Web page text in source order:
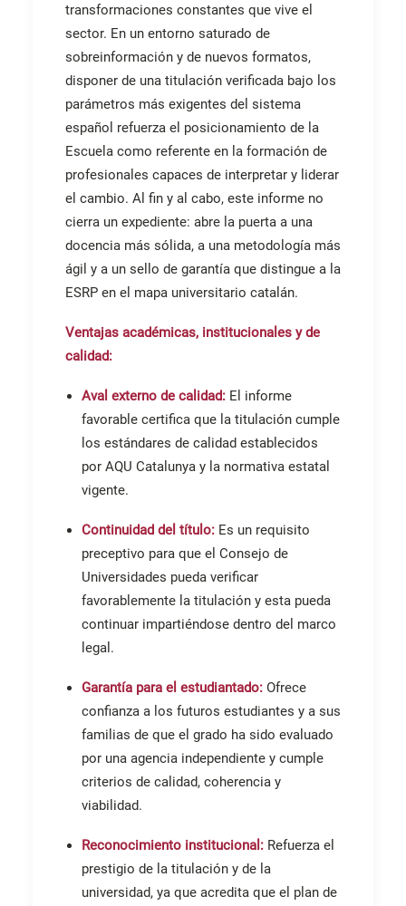
transformaciones constantes que vive el
sector. En un entorno saturado de
sobreinformación y de nuevos formatos,
disponer de una titulación verificada bajo los
parámetros más exigentes del sistema
español refuerza el posicionamiento de la
Escuela como referente en la formación de
profesionales capaces de interpretar y liderar
el cambio. Al fin y al cabo, este informe no
cierra un expediente: abre la puerta a una
docencia más sólida, a una metodología más
ágil y a un sello de garantía que distingue a la
ESRP en el mapa universitario catalán.
Ventajas académicas, institucionales y de
calidad:
Aval externo de calidad: El informe
favorable certifica que la titulación cumple
los estándares de calidad establecidos
por AQU Catalunya y la normativa estatal
vigente.
Continuidad del título: Es un requisito
preceptivo para que el Consejo de
Universidades pueda verificar
favorablemente la titulación y esta pueda
continuar impartiéndose dentro del marco
legal.
Garantía para el estudiantado: Ofrece
confianza a los futuros estudiantes y a sus
familias de que el grado ha sido evaluado
por una agencia independiente y cumple
criterios de calidad, coherencia y
viabilidad.
Reconocimiento institucional: Refuerza el
prestigio de la titulación y de la
universidad, ya que acredita que el plan de